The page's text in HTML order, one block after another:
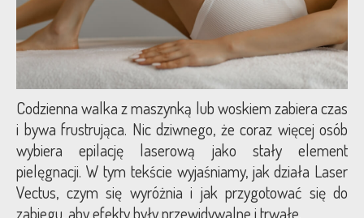
Blog
Kontakt
Codzienna walka z maszynką lub woskiem zabiera czas
i bywa frustrująca. Nic dziwnego, że coraz więcej osób
wybiera epilację laserową jako stały element
pielęgnacji. W tym tekście wyjaśniamy, jak działa Laser
Vectus, czym się wyróżnia i jak przygotować się do
zabiegu, aby efekty były przewidywalne i trwałe.